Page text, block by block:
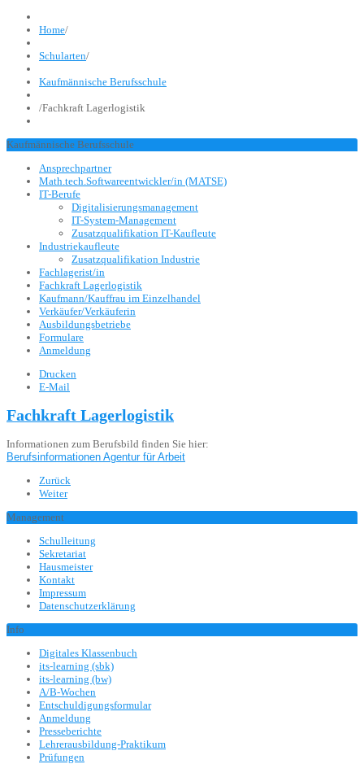
Home/
Schularten/
Kaufmännische Berufsschule
/Fachkraft Lagerlogistik
Kaufmännische Berufsschule
Ansprechpartner
Math.tech.Softwareentwickler/in (MATSE)
IT-Berufe
Digitalisierungsmanagement
IT-System-Management
Zusatzqualifikation IT-Kaufleute
Industriekaufleute
Zusatzqualifikation Industrie
Fachlagerist/in
Fachkraft Lagerlogistik
Kaufmann/Kauffrau im Einzelhandel
Verkäufer/Verkäuferin
Ausbildungsbetriebe
Formulare
Anmeldung
Drucken
E-Mail
Fachkraft Lagerlogistik
Informationen zum Berufsbild finden Sie hier:
Berufsinformationen Agentur für Arbeit
Zurück
Weiter
Management
Schulleitung
Sekretariat
Hausmeister
Kontakt
Impressum
Datenschutzerklärung
Info
Digitales Klassenbuch
its-learning (sbk)
its-learning (bw)
A/B-Wochen
Entschuldigungsformular
Anmeldung
Presseberichte
Lehrerausbildung-Praktikum
Prüfungen